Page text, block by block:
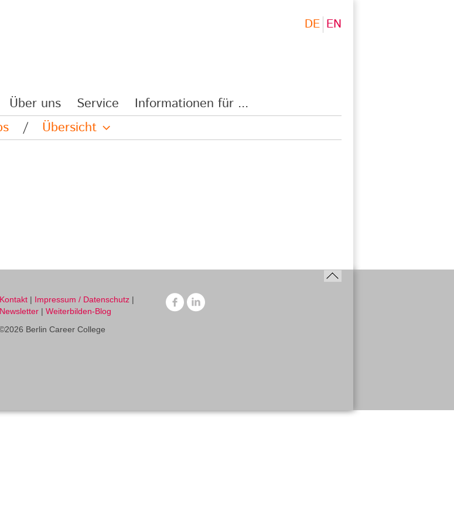
DE EN
Über uns Service
Informationen für ...
/ Übersicht
Kontakt| Impressum / Datenschutz|
Newsletter| Weiterbilden-Blog
Berlin Career College